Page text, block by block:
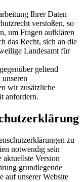
Ihrer Daten
verstoßen, so
um Fragen aufklären
das Recht, sich an die
Landesamt für
geltend
wir zusätzliche
anfordern.
zu
notwendig sein
aktuellste Version
grundlegende
auf unserer Website